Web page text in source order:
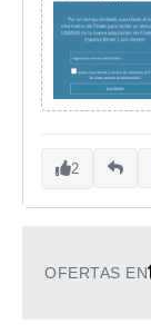
2
OFERTAS EN